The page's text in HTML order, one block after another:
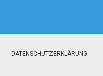
DATENSCHUTZERKLÄRUNG